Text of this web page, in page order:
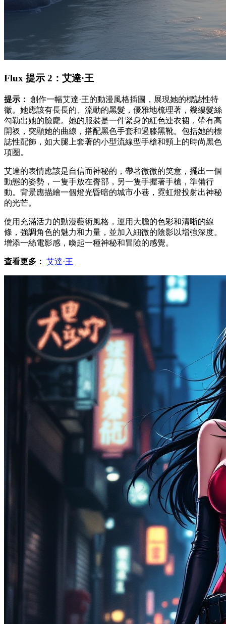
Flux 提示 2：艾達·王
提示： 創作一幅艾達·王的動漫風格插圖，展現她的標誌性特
徵。她應該有長長的、流動的黑髮，優雅地梳理著，幾縷髮絲
勾勒出她的臉龐。她的服裝是一件緊身的紅色連衣裙，帶有高
開衩，突顯她的曲線，搭配黑色手套和過膝黑靴。包括她的標
誌性配飾，如大腿上套著的小型流線型手槍和頸上的時尚黑色
項圈。
艾達的表情應該是自信而神秘的，帶著微微的笑意，擺出一個
動態的姿勢，一隻手放在臀部，另一隻手握著手槍，準備行
動。背景應描繪一個燈光昏暗的城市小巷，霓虹燈投射出神秘
的光芒。
使用充滿活力的動漫藝術風格，運用大膽的色彩和清晰的線
條，強調角色的魅力和力量，並加入細微的陰影以增強深度。
增添一絲電影感，喚起一種神秘和冒險的感覺。
查看更多： 艾達·王